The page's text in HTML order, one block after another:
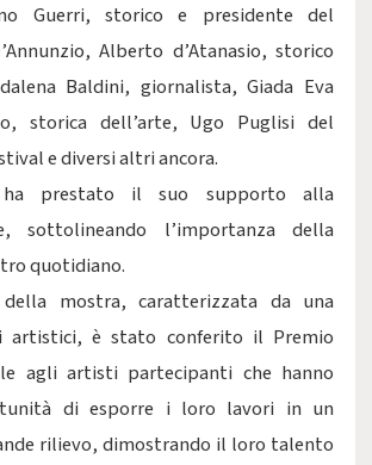
Guerri, storico e presidente del
Alberto d’Atanasio, storico
Baldini, giornalista, Giada Eva
storica dell’arte, Ugo Puglisi del
e diversi altri ancora.
prestato il suo supporto alla
sottolineando l’importanza della
quotidiano.
mostra, caratterizzata da una
è stato conferito il Premio
agli artisti partecipanti che hanno
di esporre i loro lavori in un
rilievo, dimostrando il loro talento